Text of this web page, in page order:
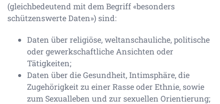
(gleichbedeutend mit dem Begriff «besonders
schützenswerte Daten») sind:
Daten über religiöse, weltanschauliche, politische
oder gewerkschaftliche Ansichten oder
Tätigkeiten;
Daten über die Gesundheit, Intimsphäre, die
Zugehörigkeit zu einer Rasse oder Ethnie, sowie
zum Sexualleben und zur sexuellen Orientierung;